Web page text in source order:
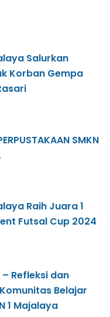
Salurkan
Korban Gempa
SMKN
Raih Juara 1
Futsal Cup 2024
Refleksi dan
Belajar
1 Majalaya